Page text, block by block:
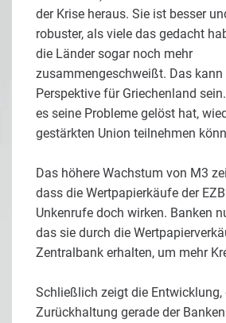
der Krise heraus. Sie ist besser
robuster, als viele das gedacht
die Länder sogar noch mehr
zusammengeschweißt. Das kann
Perspektive für Griechenland
es seine Probleme gelöst hat,
gestärkten Union teilnehmen
Das höhere Wachstum von M3
dass die Wertpapierkäufe der
Unkenrufe doch wirken. Banken
das sie durch die
Zentralbank erhalten, um mehr
Schließlich zeigt die Entwicklung,
Zurückhaltung gerade der